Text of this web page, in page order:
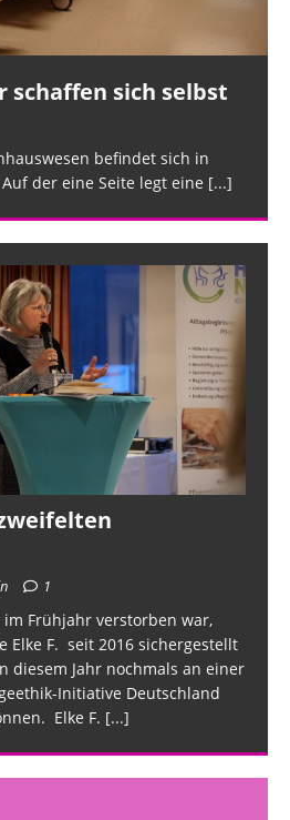
schaffen sich selbst
befindet sich in
der eine Seite legt eine [...]
1
Frühjahr verstorben war,
Elke F. seit 2016 sichergestellt
diesem Jahr nochmals an einer
Initiative Deutschland
Elke F. [...]